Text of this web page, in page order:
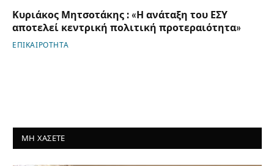
Κυριάκος Μητσοτάκης : «Η ανάταξη του ΕΣΥ
αποτελεί κεντρική πολιτική προτεραιότητα»
ΕΠΙΚΑΙΡΟΤΗΤΑ
ΜΗ ΧΑΣΕΤΕ